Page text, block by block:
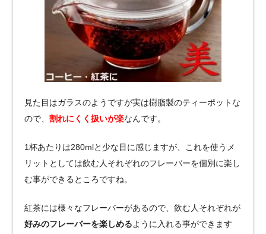
見た目はガラスのようですが実は樹脂製のティーポットな
ので、 割れにくく扱いが楽なんです。
1杯あたりは280mlと少な目に感じますが、これを使うメ
リットとしては飲む人それぞれのフレーバーを個別に楽し
む事ができるところですね。
紅茶には様々なフレーバーがあるので、飲む人それぞれが
好みのフレーバーを楽しめるように入れる事ができます